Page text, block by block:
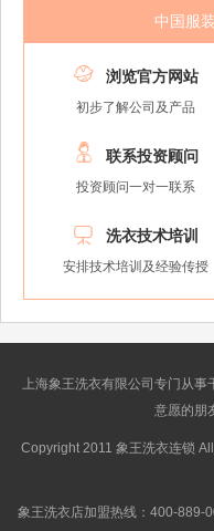
中国服
 浏览官方网站
初步了解公司及产品
 联系投资顾问
投资顾问一对一联系
 洗衣技术培训
安排技术培训及经验传授
上海象王洗衣有限公司专门从
意愿的朋
Copyright 2011 象王洗衣连锁
象王洗衣店加盟热线：400-889-